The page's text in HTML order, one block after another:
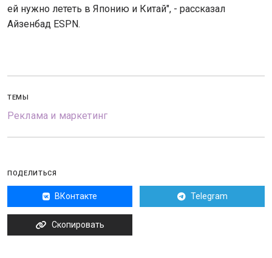
ей нужно лететь в Японию и Китай", - рассказал
Айзенбад ESPN.
ТЕМЫ
Реклама и маркетинг
ПОДЕЛИТЬСЯ
ВКонтакте Telegram
Скопировать